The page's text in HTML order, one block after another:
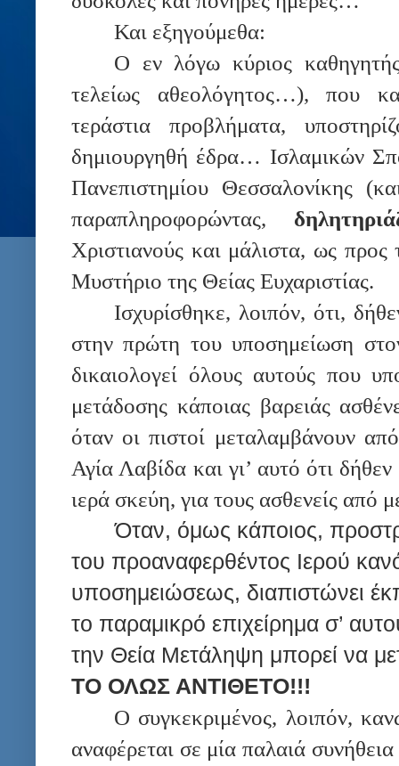
Και εξηγούμεθα:
Ο εν λόγω κύριος
τελείως αθεολόγητος…), που
τεράστια προβλήματα,
δημιουργηθή έδρα… Ισλαμικών
Πανεπιστημίου Θεσσαλονίκης
παραπληροφορώντας,
Χριστιανούς και μάλιστα, ως
Μυστήριο της Θείας Ευχαριστίας.
Ισχυρίσθηκε, λοιπόν, ότι,
στην πρώτη του υποσημείωση
δικαιολογεί όλους αυτούς που
μετάδοσης κάποιας βαρειάς
όταν οι πιστοί μεταλαμβάνουν
Αγία Λαβίδα και γι’ αυτό ότι
ιερά σκεύη, για τους ασθενείς από
Όταν, όμως κάποιος,
του προαναφερθέντος Ιερού
υποσημειώσεως, διαπιστώνει
το παραμικρό επιχείρημα σ’
την Θεία Μετάληψη μπορεί να
ΤΟ ΟΛΩΣ ΑΝΤΙΘΕΤΟ!!!
Ο συγκεκριμένος, λοιπόν,
αναφέρεται σε μία παλαιά